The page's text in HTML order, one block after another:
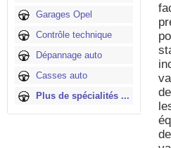
Garages Opel
Contrôle technique
Dépannage auto
Casses auto
Plus de spécialités ...